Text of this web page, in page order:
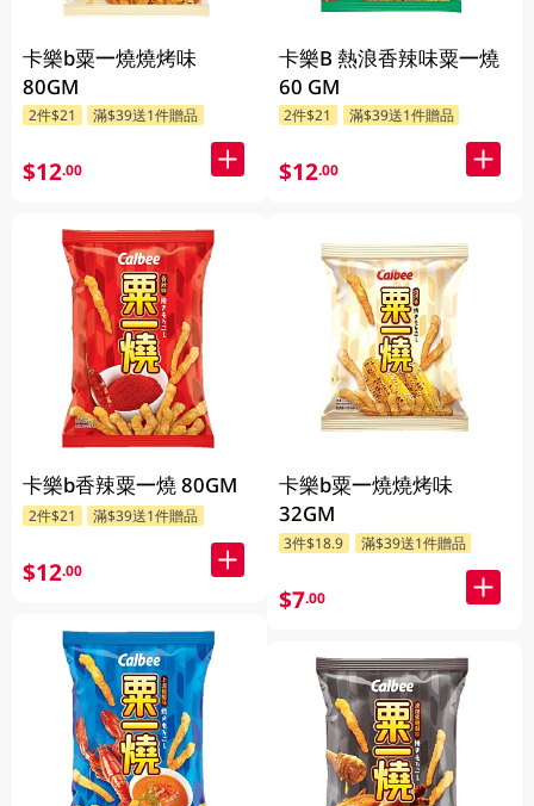
卡樂b粟一燒燒烤味
80GM
2件$21 滿$39送1件贈品
$12.00
卡樂b香辣粟一燒 80GM
2件$21 滿$39送1件贈品
$12.00
卡樂B 熱浪香辣味粟一燒
60 GM
2件$21 滿$39送1件贈品
$12.00
卡樂b粟一燒燒烤味
32GM
3件$18.9 滿$39送1件贈品
$7.00